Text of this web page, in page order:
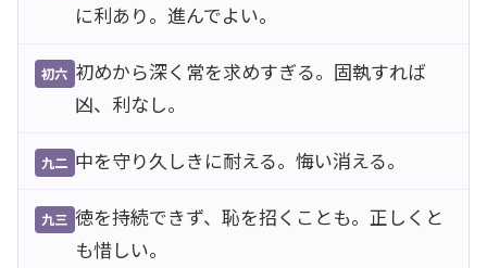
に利あり。進んでよい。
初六 初めから深く常を求めすぎる。固執すれば
凶、利なし。
九二 中を守り久しきに耐える。悔い消える。
九三 徳を持続できず、恥を招くことも。正しくと
も惜しい。